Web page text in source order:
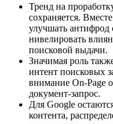
Тренд на
сохраняется.
улучшать
нивелировать
поисковой выдачи.
Значимая роль
интент поисковых
внимание On-Page
документ-запрос.
Для Google
контента,